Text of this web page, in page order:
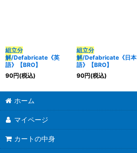
カテゴリ
特集
組立分
解/Defabricate《英
語》【BRO】
90円(税込)
組立分
解/Defabricate《日本
語》【BRO】
90円(税込)
ホーム
マイページ
カートの中身